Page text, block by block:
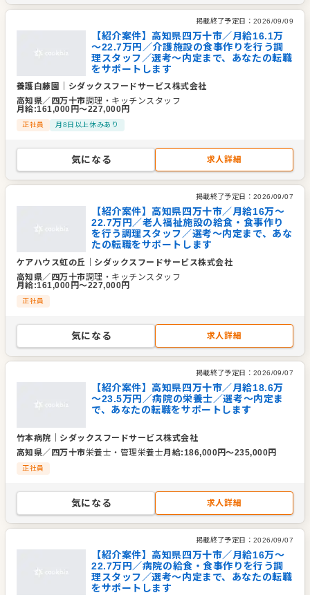
掲載終了予定日： 2026/09/09
【紹介案件】高知県四万十市／月給16.1万
～22.7万円／介護施設の食事作りを行う調
理スタッフ／選考～内定まで、あなたの転職
をサポートします
養護白藤園
シダックスフードサービス株式会社
高知県／ 四万十市調理・キッチンスタッフ
月給:161,000 円〜227,000円
正社員 月8日以上休みあり
気になる 求人詳細
掲載終了予定日： 2026/09/07
【紹介案件】高知県四万十市／月給16万～
22.7万円／老人福祉施設の給食・食事作り
を行う調理スタッフ／選考～内定まで、あな
たの転職をサポートします
ケアハウス虹の丘
シダックスフードサービス株式会社
高知県／四万十市調理・キッチンスタッフ
月給:161,000 円〜227,000円
正社員
気になる 求人詳細
掲載終了予定日： 2026/09/07
【紹介案件】高知県四万十市／月給18.6万
～23.5万円／病院の栄養士／選考～内定ま
で、あなたの転職をサポートします
竹本病院
シダックスフードサービス株式会社
高知県／ 四万十市栄養士・管理栄養士月給:186,000円〜235,000円
正社員
気になる 求人詳細
掲載終了予定日： 2026/09/07
【紹介案件】高知県四万十市／月給16万～
22.7万円／病院の給食・食事作りを行う調
理スタッフ／選考～内定まで、あなたの転職
をサポートします